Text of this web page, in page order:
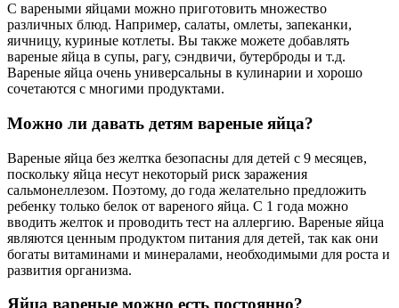
С вареными яйцами можно приготовить множество
различных блюд. Например, салаты, омлеты, запеканки,
яичницу, куриные котлеты. Вы также можете добавлять
вареные яйца в супы, рагу, сэндвичи, бутерброды и т.д.
Вареные яйца очень универсальны в кулинарии и хорошо
сочетаются с многими продуктами.
Можно ли давать детям вареные яйца?
Вареные яйца без желтка безопасны для детей с 9 месяцев,
поскольку яйца несут некоторый риск заражения
сальмонеллезом. Поэтому, до года желательно предложить
ребенку только белок от вареного яйца. С 1 года можно
вводить желток и проводить тест на аллергию. Вареные яйца
являются ценным продуктом питания для детей, так как они
богаты витаминами и минералами, необходимыми для роста и
развития организма.